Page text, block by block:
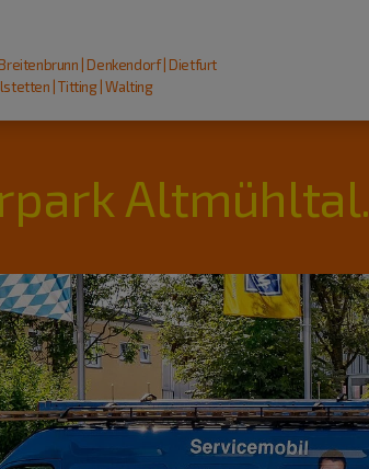
| Denkendorf | Dietfurt
| Titting | Walting
Altmühltal.